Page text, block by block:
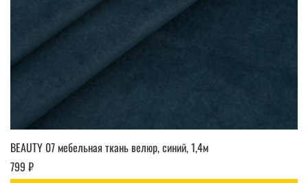
BEAUTY 07 мебельная ткань велюр, синий, 1,4м
799 ₽